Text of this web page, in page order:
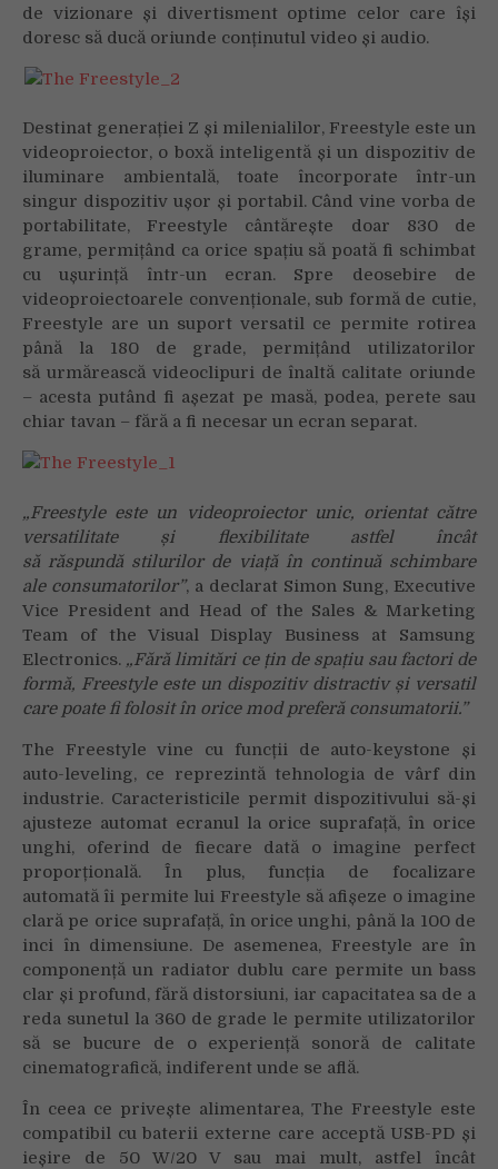
de vizionare și divertisment optime celor care își
doresc să ducă oriunde conținutul video și audio.
Destinat generației Z și milenialilor, Freestyle este un
videoproiector, o boxă inteligentă și un dispozitiv de
iluminare ambientală, toate încorporate într-un
singur dispozitiv ușor și portabil. Când vine vorba de
portabilitate, Freestyle cântărește doar 830 de
grame, permițând ca orice spațiu să poată fi schimbat
cu ușurință într-un ecran. Spre deosebire de
videoproiectoarele convenționale, sub formă de cutie,
Freestyle are un suport versatil ce permite rotirea
până la 180 de grade, permițând utilizatorilor
să urmărească videoclipuri de înaltă calitate oriunde
– acesta putând fi așezat pe masă, podea, perete sau
chiar tavan – fără a fi necesar un ecran separat.
„Freestyle este un videoproiector unic, orientat către
versatilitate și flexibilitate astfel încât
sărăspundăstilurilor de viațăîn continuăschimbare
ale consumatorilor”, a declarat Simon Sung, Executive
Vice President and Head of the Sales & Marketing
Team of the Visual Display Business at Samsung
Electronics. „Fărălimitări ce țin de spațiu sau factori de
formă, Freestyle este un dispozitiv distractiv și versatil
care poate fi folosit în orice mod preferăconsumatorii.”
The Freestyle vine cu funcții de auto-keystone și
auto-leveling, ce reprezintă tehnologia de vârf din
industrie. Caracteristicile permit dispozitivului să-și
ajusteze automat ecranul la orice suprafață, în orice
unghi, oferind de fiecare dată o imagine perfect
proporțională. În plus, funcția de focalizare
automată îi permite lui Freestyle să afișeze o imagine
clară pe orice suprafață, în orice unghi, până la 100 de
inci în dimensiune. De asemenea, Freestyle are în
componență un radiator dublu care permite un bass
clar și profund, fără distorsiuni, iar capacitatea sa de a
reda sunetul la 360 ​​de grade le permite utilizatorilor
să se bucure de o experiență sonoră de calitate
cinematografică, indiferent unde se află.
În ceea ce privește alimentarea, The Freestyle este
compatibil cu baterii externe care acceptă USB-PD și
ieșire de 50 W/20 V sau mai mult, astfel încât